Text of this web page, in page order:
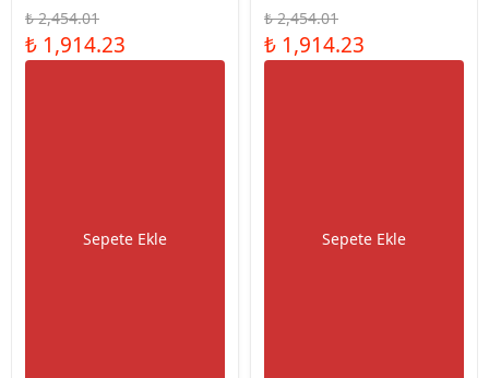
₺ 2,454.01
₺ 1,914.23
Sepete Ekle
₺ 2,454.01
₺ 1,914.23
Sepete Ekle